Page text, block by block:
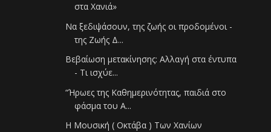
στα Χανιά»
Να ξεδιψάσουν, της ζωής οι προδομένοι -
της Ζωής Δ...
Βεβαίωση μετακίνησης: Αλλαγή στα έντυπα
- Τι ισχύε...
“Ήρωες της Καθημερινότητας, παιδιά στο
φάσμα του Α...
Η Μουσική ( Οκτάβα ) Των Χανίων